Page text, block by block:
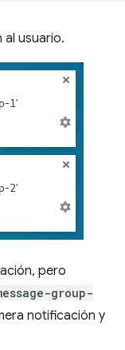
usuario.
pero
group-
notificación y